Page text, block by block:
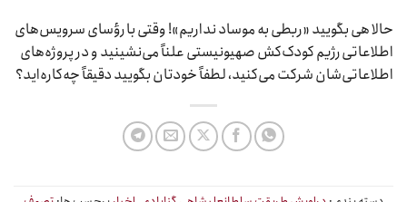
حالا هی بگویید «ربطی به موساد نداریم»! وقتی با رؤسای سرویس‌های
اطلاعاتی رژیم کودک‌کش صهیونیستی علناً می‌نشینید و در پروژه‌های
اطلاعاتی‌شان شرکت می‌کنید، لطفاً خودتان بگویید دقیقاً چه‌کاره‌اید؟